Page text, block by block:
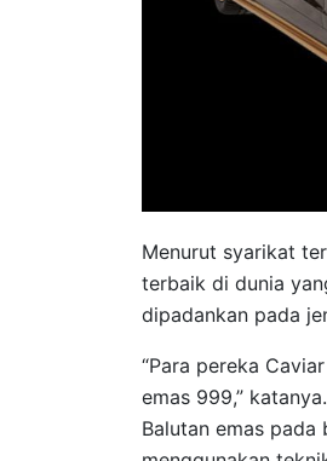
Menurut syarikat
terbaik di dunia
dipadankan pada
“Para pereka
emas 999,” katanya.
Balutan emas